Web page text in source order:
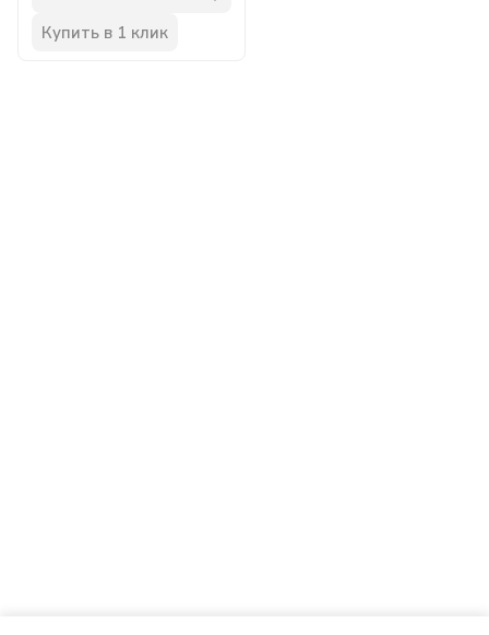
Купить в 1 клик